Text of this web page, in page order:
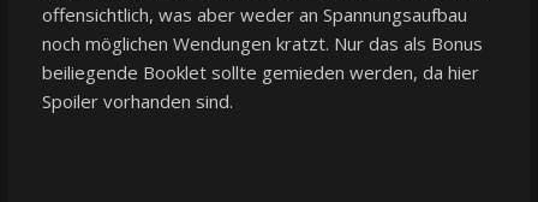
offensichtlich, was aber weder an Spannungsaufbau
noch möglichen Wendungen kratzt. Nur das als Bonus
beiliegende Booklet sollte gemieden werden, da hier
Spoiler vorhanden sind.